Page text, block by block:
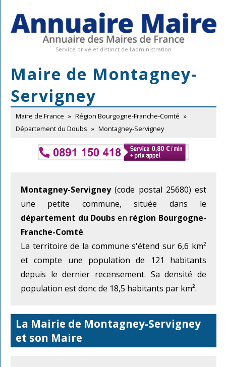
Service privé et distinct de l'administration
Maire de Montagney-
Servigney
Maire de France » Région Bourgogne-Franche-Comté »
Département du Doubs » Montagney-Servigney
Montagney-Servigney(code postal 25680) est
une petite commune, située dans le
département du Doubs en région Bourgogne-
Franche-Comté.
La territoire de la commune s'étend sur 6,6 km²
et compte une population de 121 habitants
depuis le dernier recensement. Sa densité de
population est donc de 18,5 habitants par km².
La Mairie de Montagney-Servigney
et son Maire